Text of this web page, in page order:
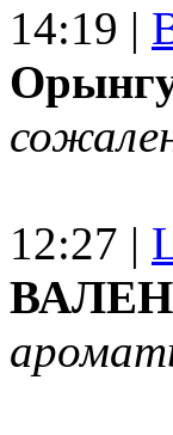
14:19 |
12:27 |